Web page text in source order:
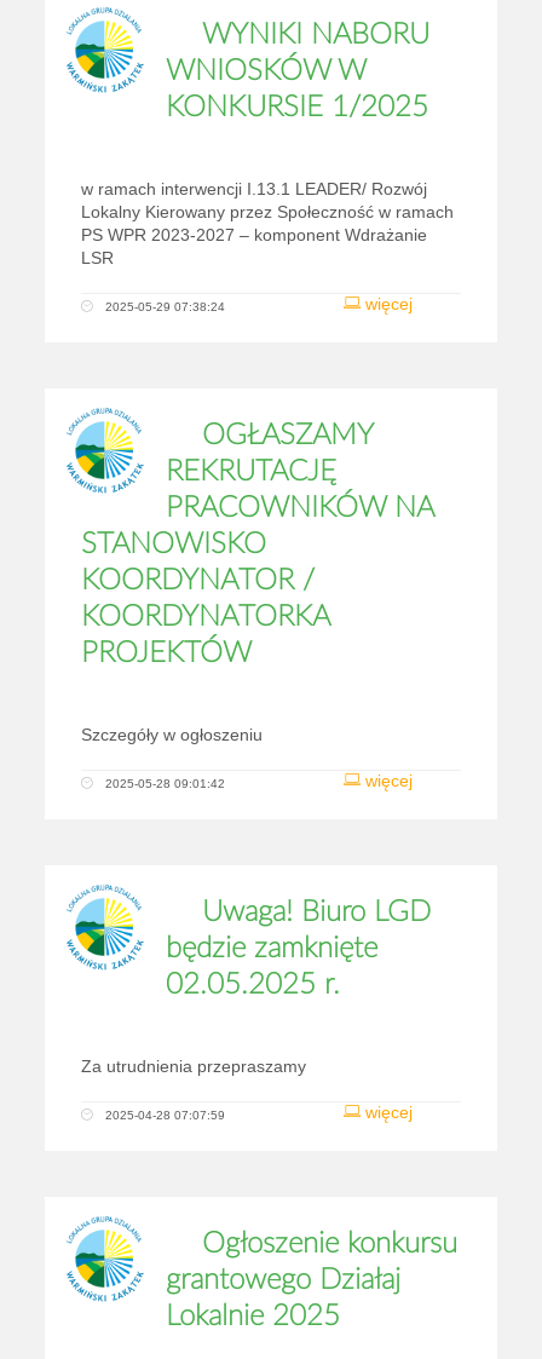
WYNIKI NABORU
WNIOSKÓW W
KONKURSIE 1/2025
w ramach interwencji I.13.1 LEADER/ Rozwój
Lokalny Kierowany przez Społeczność w ramach
PS WPR 2023-2027 – komponent Wdrażanie
LSR
więcej
2025-05-29 07:38:24
OGŁASZAMY
REKRUTACJĘ
PRACOWNIKÓW NA
STANOWISKO
KOORDYNATOR /
KOORDYNATORKA
PROJEKTÓW
Szczegóły w ogłoszeniu
więcej
2025-05-28 09:01:42
Uwaga! Biuro LGD
będzie zamknięte
02.05.2025 r.
Za utrudnienia przepraszamy
więcej
2025-04-28 07:07:59
Ogłoszenie konkursu
grantowego Działaj
Lokalnie 2025